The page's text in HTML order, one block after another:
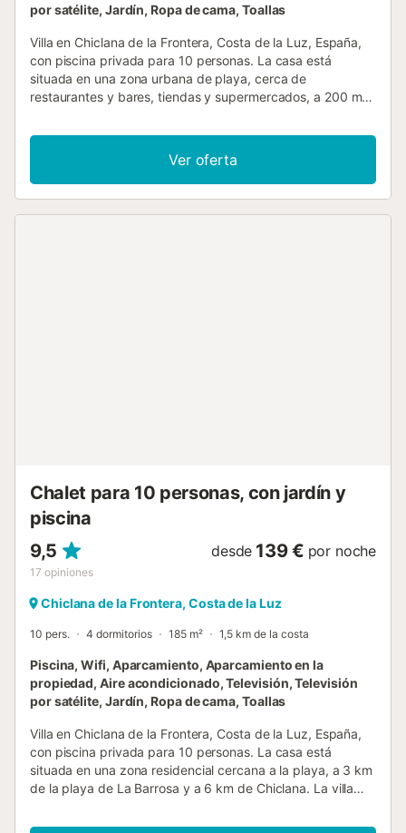
por satélite, Jardín, Ropa de cama, Toallas
Villa en Chiclana de la Frontera, Costa de la Luz, España,
con piscina privada para 10 personas. La casa está
situada en una zona urbana de playa, cerca de
restaurantes y bares, tiendas y supermercados, a 200 m
cuenta con 4 dormitorios y 3 baños. El alojamiento ofrece
un jardín con césped y árboles. La proximidad de la playa,
lugares para ir de compras, actividades deportivas,
instalaciones de entretenimiento, sitios para salir,
Ver oferta
Chalet para 10 personas, con jardín y
piscina
9,5
17 opiniones
desde 139 € por noche
Chiclana de la Frontera, Costa de la Luz
10 pers. 4 dormitorios 185 m² 1,5 km de la costa
Piscina, Wifi, Aparcamiento, Aparcamiento en la
propiedad, Aire acondicionado, Televisión, Televisión
por satélite, Jardín, Ropa de cama, Toallas
Villa en Chiclana de la Frontera, Costa de la Luz, España,
con piscina privada para 10 personas. La casa está
situada en una zona residencial cercana a la playa, a 3 km
de la playa de La Barrosa y a 6 km de Chiclana. La villa
niveles. El alojamiento ofrece un jardín con césped y